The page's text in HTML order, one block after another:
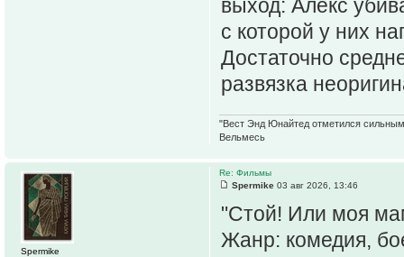
выход: Алекс
с которой у них
Достаточно
развязка
"Вест Энд Юнайтед отметился сильным
Вельмесь
Re: Фильмы
Spermike 03 авг 2026, 13:46
"Стой! Или моя
Жанр: комедия,
Spermike